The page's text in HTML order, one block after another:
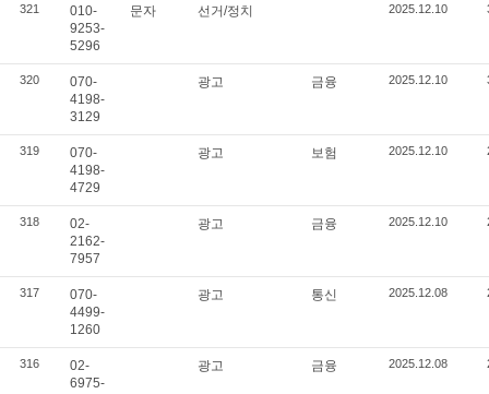
321
010-
9253-
5296
문자 선거/정치 2025.12.10
320
070-
4198-
3129
광고 금융 2025.12.10
319
070-
4198-
4729
광고 보험 2025.12.10
318
02-
2162-
7957
광고 금융 2025.12.10
317
070-
4499-
1260
광고 통신 2025.12.08
316
02-
6975-
광고 금융 2025.12.08